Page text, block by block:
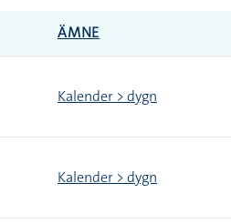
ÄMNE
Kalender > dygn
Kalender > dygn